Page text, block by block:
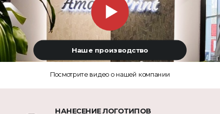
НАНЕСЕНИЕ ЛОГОТИПОВ
Наше производство
Посмотрите видео о нашей компании